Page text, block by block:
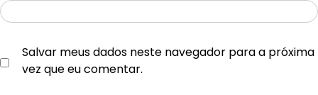
Salvar meus dados neste navegador para a próxima
vez que eu comentar.